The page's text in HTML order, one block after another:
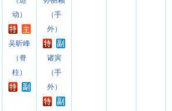
动）
吴昕峰
（脊
柱）
（手
外）
诸寅
（手
外）